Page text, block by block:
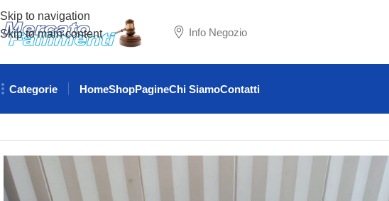
Skip to navigation
Skip to main content
Info Negozio
Categorie HomeShopPagineChi SiamoContatti